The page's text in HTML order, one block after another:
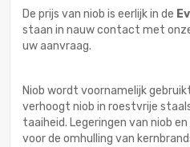
De prijs van niob is eerlijk in de
staan in nauw contact met
uw aanvraag.
Niob wordt voornamelijk
verhoogt niob in roestvrije
taaiheid. Legeringen van niob
voor de omhulling van